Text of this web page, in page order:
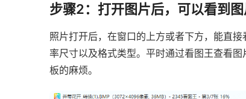
步骤2：打开图片后，可以看到
照片打开后，在窗口的上方或者下方，能直
率尺寸以及格式类型。平时通过看图王查看
板的麻烦。